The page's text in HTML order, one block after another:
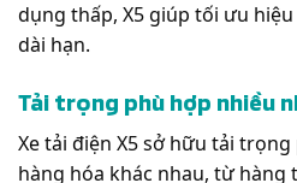
dụng thấp, X5 giúp tối ưu
dài hạn.
Tải trọng phù hợp nhiều
Xe tải điện X5 sở hữu tải
hàng hóa khác nhau, từ hàng